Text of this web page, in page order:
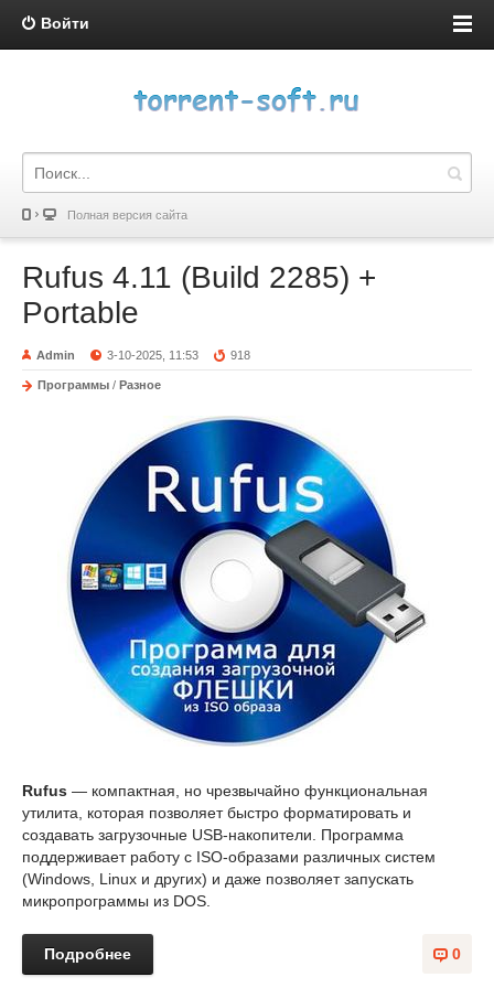
Войти
Полная версия сайта
Rufus 4.11 (Build 2285) +
Portable
Admin 3-10-2025, 11:53 918
Программы / Разное
Rufus — компактная, но чрезвычайно функциональная
утилита, которая позволяет быстро форматировать и
создавать загрузочные USB-накопители. Программа
поддерживает работу с ISO-образами различных систем
(Windows, Linux и других) и даже позволяет запускать
микропрограммы из DOS.
0
Подробнее